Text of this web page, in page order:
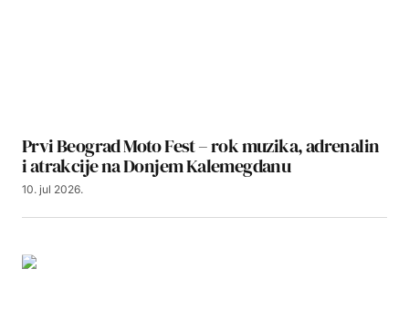
Prvi Beograd Moto Fest – rok muzika, adrenalin
i atrakcije na Donjem Kalemegdanu
10. jul 2026.